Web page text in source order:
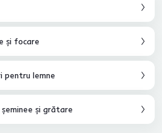
cei dragi.
şi focare
pentru lemne
şi grătare